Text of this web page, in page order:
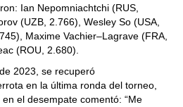
Ian Nepomniachtchi (RUS,
(UZB, 2.766), Wesley So (USA,
Maxime Vachier–Lagrave (FRA,
(ROU, 2.680).
2023, se recuperó
en la última ronda del torneo,
el desempate comentó: “Me